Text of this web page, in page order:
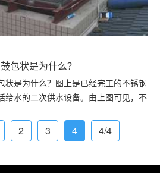
包状是为什么？
状是为什么？图上是已经完工的不锈钢
给水的二次供水设备。由上图可见，不
活水箱外表呈鼓包状，有利于增大承
2 3 4 4/4